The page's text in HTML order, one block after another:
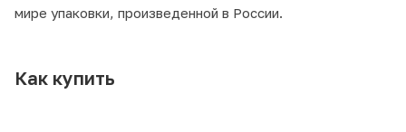
мире упаковки, произведенной в России.
Как купить